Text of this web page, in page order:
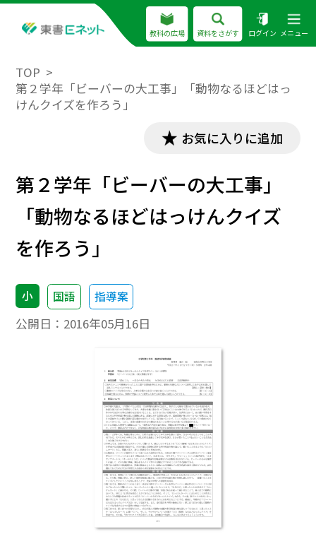
教科の広場 資料をさがす ログイン メニュー
TOP
第２学年「ビーバーの大工事」「動物なるほどはっ
けんクイズを作ろう」
お気に入りに追加
第２学年「ビーバーの大工事」
「動物なるほどはっけんクイズ
を作ろう」
小 国語 指導案
公開日： 2016年05月16日